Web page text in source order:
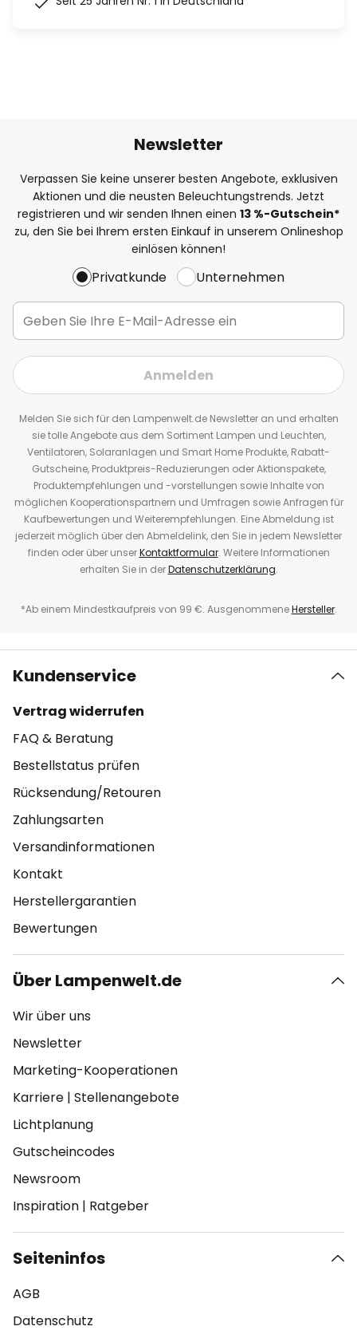
Newsletter
Verpassen Sie keine unserer besten Angebote, exklusiven
Aktionen und die neusten Beleuchtungstrends. Jetzt
registrieren und wir senden Ihnen einen 13 %-Gutschein*
zu, den Sie bei Ihrem ersten Einkauf in unserem Onlineshop
einlösen können!
Privatkunde Unternehmen
Anmelden
Melden Sie sich für den Lampenwelt.de Newsletter an und erhalten
sie tolle Angebote aus dem Sortiment Lampen und Leuchten,
Ventilatoren, Solaranlagen und Smart Home Produkte, Rabatt-
Gutscheine, Produktpreis-Reduzierungen oder Aktionspakete,
Produktempfehlungen und -vorstellungen sowie Inhalte von
möglichen Kooperationspartnern und Umfragen sowie Anfragen für
Kaufbewertungen und Weiterempfehlungen. Eine Abmeldung ist
jederzeit möglich über den Abmeldelink, den Sie in jedem Newsletter
finden oder über unserKontaktformular. Weitere Informationen
erhalten Sie in derDatenschutzerklärung.
*Ab einem Mindestkaufpreis von 99 €. AusgenommeneHersteller.
Kundenservice
Vertrag widerrufen
FAQ & Beratung
Bestellstatus prüfen
Rücksendung/Retouren
Zahlungsarten
Versandinformationen
Kontakt
Herstellergarantien
Bewertungen
Über Lampenwelt.de
Wir über uns
Newsletter
Marketing-Kooperationen
Karriere | Stellenangebote
Lichtplanung
Gutscheincodes
Newsroom
Inspiration | Ratgeber
Seiteninfos
AGB
Datenschutz